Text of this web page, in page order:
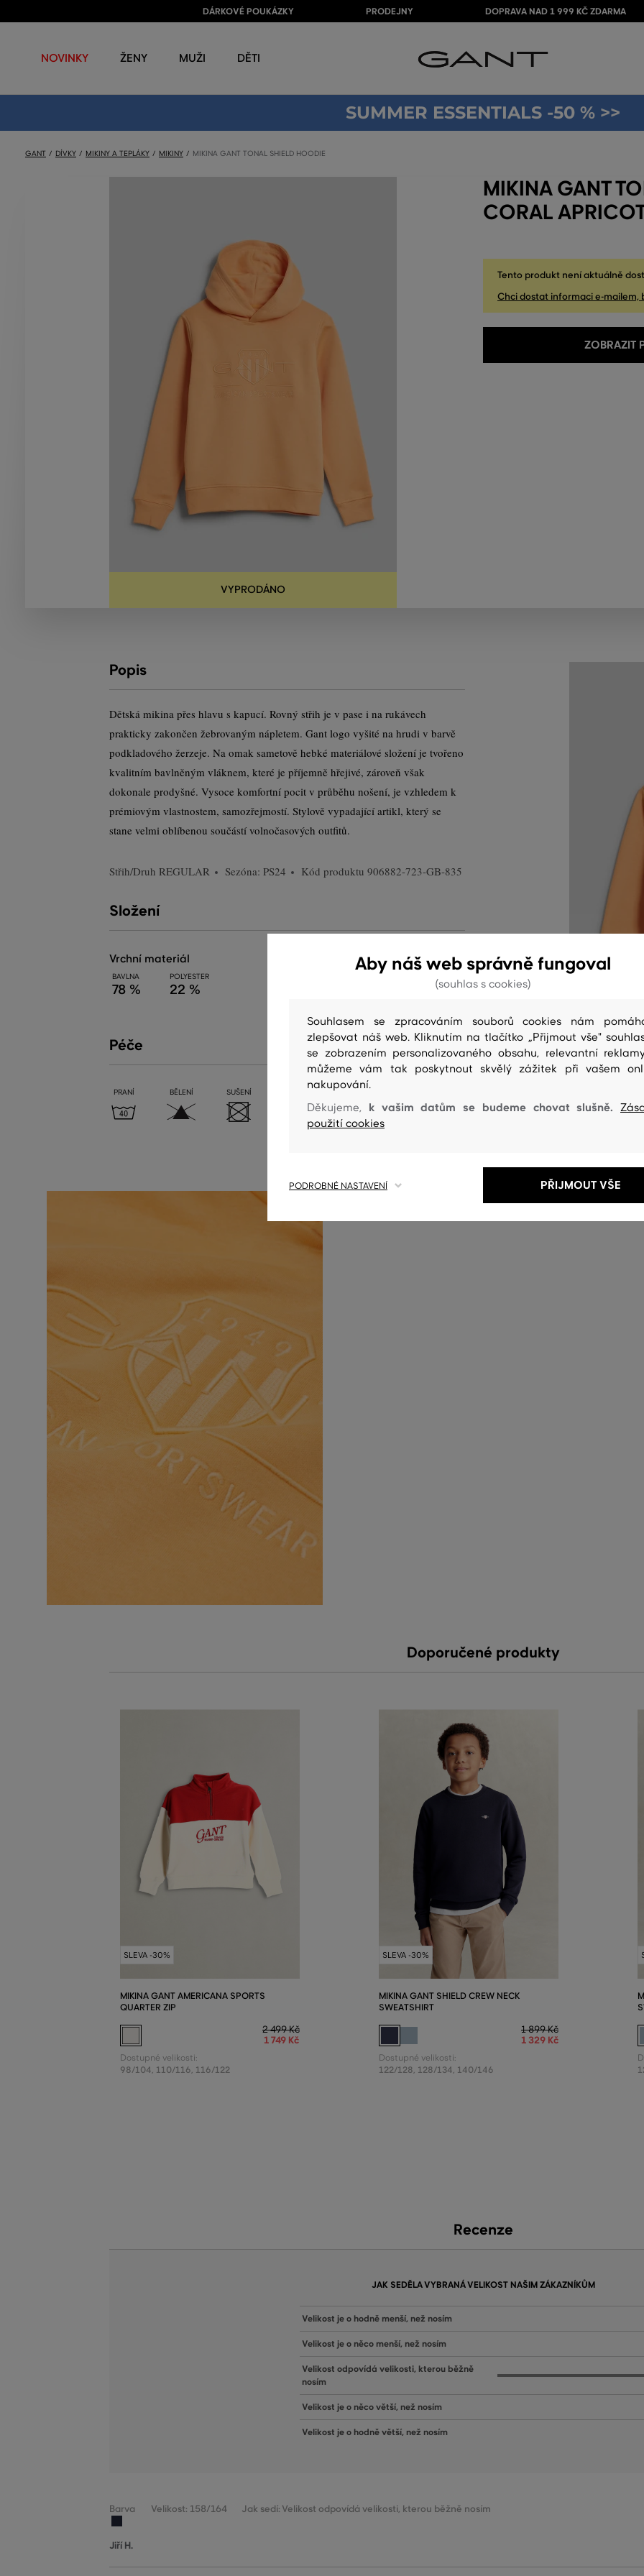
DÁRKOVÉ POUKÁZKY PRODEJNY DOPRAVA NAD 1 999 KČ ZDARMA
NOVINKY ŽENY MUŽI DĚTI
SUMMER ESSENTIALS -50 % >>
GANT DÍVKY MIKINY A TEPLÁKY MIKINY MIKINA GANT TONAL SHIELD HOODIE
VYPRODÁNO
MIKINA GANT
CORAL
Tento produkt není aktuálně
Chci dostat informaci e-mailem,
ZOBRAZIT
Popis
Dětská mikina přes hlavu s kapucí. Rovný střih je v pase i na rukávech
prakticky zakončen žebrovaným nápletem. Gant logo vyšité na hrudi v barvě
podkladového žerzeje. Na omak sametově hebké materiálové složení je tvořeno
kvalitním bavlněným vláknem, které je příjemně hřejivé, zároveň však
dokonale prodyšné. Vysoce komfortní pocit v průběhu nošení, je vzhledem k
prémiovým vlastnostem, samozřejmostí. Stylově vypadající artikl, který se
stane velmi oblíbenou součástí volnočasových outfitů.
Střih/Druh REGULAR Sezóna: PS24 Kód produktu 906882-723-GB-835
Složení
vrchní materiál
BAVLNA
78 %
POLYESTER
22 %
Péče
PRANÍ BĚLENÍ SUŠENÍ ČIŠTENÍ
Doporučené produkty
SLEVA -30%
MIKINA GANT AMERICANA SPORTS
QUARTER ZIP
2 499 Kč
1 749 Kč
Dostupné velikosti:
98/104, 110/116, 116/122
SLEVA -30%
MIKINA GANT SHIELD CREW NECK
SWEATSHIRT
1 899 Kč
1 329 Kč
Dostupné velikosti:
122/128, 128/134, 140/146
Recenze
JAK SEDĚLA VYBRANÁ VELIKOST NAŠIM ZÁKAZNÍKŮM
Velikost je o hodně menší, než nosím
Velikost je o něco menší, než nosím
Velikost odpovídá velikosti, kterou běžně
nosím
Velikost je o něco větší, než nosím
Velikost je o hodně větší, než nosím
Barva Velikost: 158/164 Jak sedí: Velikost odpovídá velikosti, kterou běžně nosím
Jiří H.
Aby náš web správně fungoval
(souhlas s cookies)
Souhlasem se zpracováním souborů cookies nám
zlepšovat náš web. Kliknutím na tlačítko „Přijmout vše"
se zobrazením personalizovaného obsahu, relevantní
můžeme vám tak poskytnout skvělý zážitek při vašem
nakupování.
Děkujeme, k vašim datům se budeme chovat slušně.
použití cookies
PODROBNÉ NASTAVENÍ PŘIJMOUT VŠE